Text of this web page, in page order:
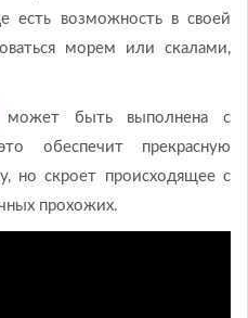
есть возможность в своей
морем или скалами,
может быть выполнена с
обеспечит прекрасную
но скроет происходящее с
прохожих.